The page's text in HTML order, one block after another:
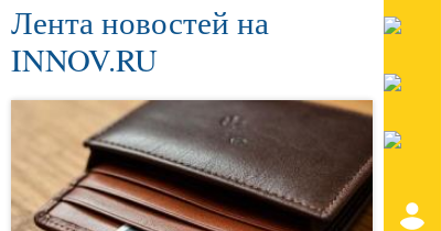
Лента новостей на
INNOV.RU